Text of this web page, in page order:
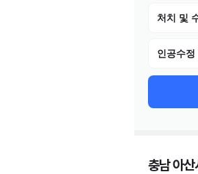
처치 및
인공수
충남 아